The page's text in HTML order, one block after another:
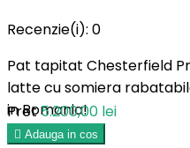
Recenzie(i): 0
Pat tapitat Chesterfield
latte cu somiera
in Romania!
Pret5.200,00 lei
 Adauga in cos